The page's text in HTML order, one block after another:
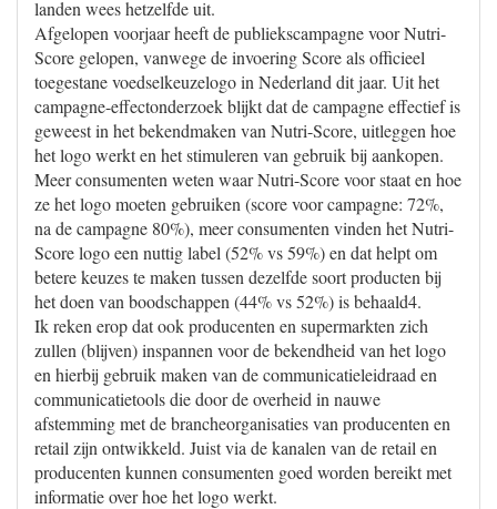
landen wees hetzelfde uit.
Afgelopen voorjaar heeft de publiekscampagne voor Nutri-
Score gelopen, vanwege de invoering Score als officieel
toegestane voedselkeuzelogo in Nederland dit jaar. Uit het
campagne-effectonderzoek blijkt dat de campagne effectief is
geweest in het bekendmaken van Nutri-Score, uitleggen hoe
het logo werkt en het stimuleren van gebruik bij aankopen.
Meer consumenten weten waar Nutri-Score voor staat en hoe
ze het logo moeten gebruiken (score voor campagne: 72%,
na de campagne 80%), meer consumenten vinden het Nutri-
Score logo een nuttig label (52% vs 59%) en dat helpt om
betere keuzes te maken tussen dezelfde soort producten bij
het doen van boodschappen (44% vs 52%) is behaald4.
Ik reken erop dat ook producenten en supermarkten zich
zullen (blijven) inspannen voor de bekendheid van het logo
en hierbij gebruik maken van de communicatieleidraad en
communicatietools die door de overheid in nauwe
afstemming met de brancheorganisaties van producenten en
retail zijn ontwikkeld. Juist via de kanalen van de retail en
producenten kunnen consumenten goed worden bereikt met
informatie over hoe het logo werkt.